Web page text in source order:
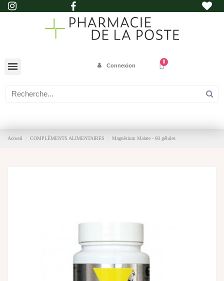
Connexion
Accueil COMPLÉMENTS ALIMENTAIRES Magnésium Malate - 60 gélules